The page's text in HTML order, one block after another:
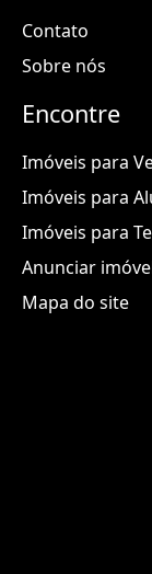
Contato
Sobre nós
Encontre
Imóveis para
Imóveis para
Imóveis para
Anunciar
Mapa do site